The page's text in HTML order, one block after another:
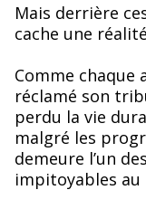
Mais derrière
cache une
Comme chaque
réclamé son
perdu la vie
malgré les
demeure l’un
impitoyables au